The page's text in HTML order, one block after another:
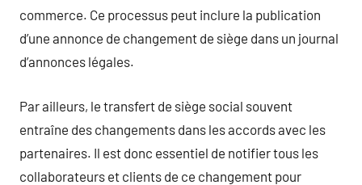
commerce. Ce processus peut inclure la publication
d’une annonce de changement de siège dans un journal
d’annonces légales.
Par ailleurs, le transfert de siège social souvent
entraîne des changements dans les accords avec les
partenaires. Il est donc essentiel de notifier tous les
collaborateurs et clients de ce changement pour